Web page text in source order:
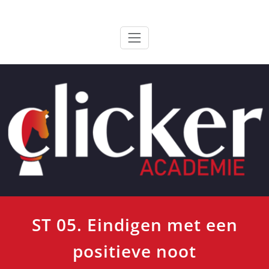
ClickerAcademie
ST 05. Eindigen met een
positieve noot